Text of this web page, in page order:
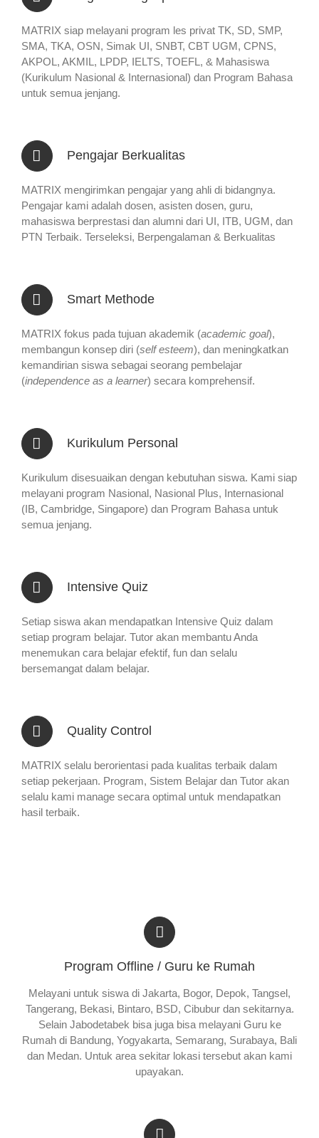
MATRIX siap melayani program les privat TK, SD, SMP,
SMA, TKA, OSN, Simak UI, SNBT, CBT UGM, CPNS,
AKPOL, AKMIL, LPDP, IELTS, TOEFL, & Mahasiswa
(Kurikulum Nasional & Internasional) dan Program Bahasa
untuk semua jenjang.
Pengajar Berkualitas
MATRIX mengirimkan pengajar yang ahli di bidangnya.
Pengajar kami adalah dosen, asisten dosen, guru,
mahasiswa berprestasi dan alumni dari UI, ITB, UGM, dan
PTN Terbaik. Terseleksi, Berpengalaman & Berkualitas
Smart Methode
MATRIX fokus pada tujuan akademik (academic goal),
membangun konsep diri (self esteem), dan meningkatkan
kemandirian siswa sebagai seorang pembelajar
(independence as a learner) secara komprehensif.
Kurikulum Personal
Kurikulum disesuaikan dengan kebutuhan siswa. Kami siap
melayani program Nasional, Nasional Plus, Internasional
(IB, Cambridge, Singapore) dan Program Bahasa untuk
semua jenjang.
Intensive Quiz
Setiap siswa akan mendapatkan Intensive Quiz dalam
setiap program belajar. Tutor akan membantu Anda
menemukan cara belajar efektif, fun dan selalu
bersemangat dalam belajar.
Quality Control
MATRIX selalu berorientasi pada kualitas terbaik dalam
setiap pekerjaan. Program, Sistem Belajar dan Tutor akan
selalu kami manage secara optimal untuk mendapatkan
hasil terbaik.
Program Offline / Guru ke Rumah
Melayani untuk siswa di Jakarta, Bogor, Depok, Tangsel,
Tangerang, Bekasi, Bintaro, BSD, Cibubur dan sekitarnya.
Selain Jabodetabek bisa juga bisa melayani Guru ke
Rumah di Bandung, Yogyakarta, Semarang, Surabaya, Bali
dan Medan. Untuk area sekitar lokasi tersebut akan kami
upayakan.